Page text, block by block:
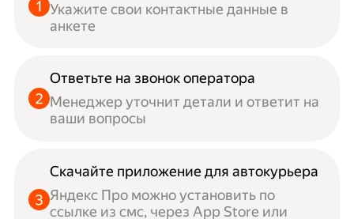
Укажите свои контактные данные в
анкете
Ответьте на звонок оператора
Менеджер уточнит детали и ответит на
ваши вопросы
Скачайте приложение для автокурьера
Яндекс Про можно установить по
ссылке из смс, через App Store или